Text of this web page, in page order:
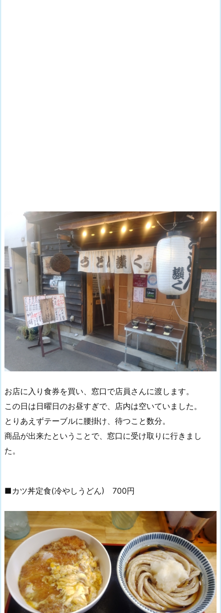
お店に入り食券を買い、窓口で店員さんに渡します。
この日は日曜日のお昼すぎで、店内は空いていました。
とりあえずテーブルに腰掛け、待つこと数分。
商品が出来たということで、窓口に受け取りに行きまし
た。
■カツ丼定食(冷やしうどん) 700円